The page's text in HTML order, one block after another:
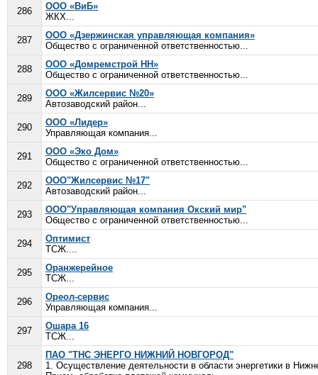
286
ООО «ВиБ»
ЖКХ...
287
ООО «Дзержинская управляющая компания»
Общество с ограниченной ответственностью...
288
ООО «Домремстрой НН»
Общество с ограниченной ответственностью...
289
ООО «Жилсервис №20»
Автозаводский район...
290
ООО «Лидер»
Управляющая компания...
291
ООО «Эко Дом»
Общество с ограниченной ответственностью...
292
ООО"Жилсервис №17"
Автозаводский район...
293
ООО"Управляющая компания Окский мир"
Общество с ограниченной ответственностью...
294
Оптимист
ТСЖ....
295
Оранжерейное
ТСЖ...
296
Ореол-сервис
Управляющая компания...
297
Ошара 16
ТСЖ...
298
ПАО "ТНС ЭНЕРГО НИЖНИЙ НОВГОРОД"
1. Осуществление деятельности в области энергетики в